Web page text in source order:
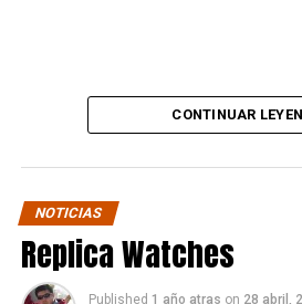
lo dejé este
hizo en
que era un gran
La publicación también deja ver su
en todos los frentes posibles:
CONTINUAR
NOTICIAS
Replica Watches
Published 1 año atras on 28 abril,